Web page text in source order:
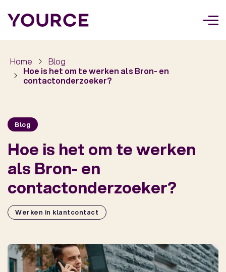
Home
Blog
Hoe is het om te werken als Bron- en
contactonderzoeker?
Blog
Hoe is het om te werken
als Bron- en
contactonderzoeker?
Werken in klantcontact